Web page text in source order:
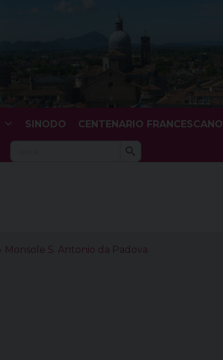
SINODO CENTENARIO FRANCESCANO
Search
Search Button
Monsole S. Antonio da Padova